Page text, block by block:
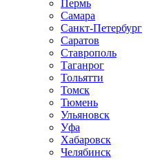
Пермь
Самара
Санкт-Петербург
Саратов
Ставрополь
Таганрог
Тольятти
Томск
Тюмень
Ульяновск
Уфа
Хабаровск
Челябинск